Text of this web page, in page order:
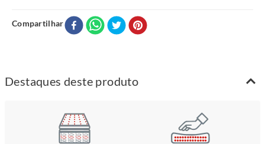
Compartilhar
Destaques deste produto